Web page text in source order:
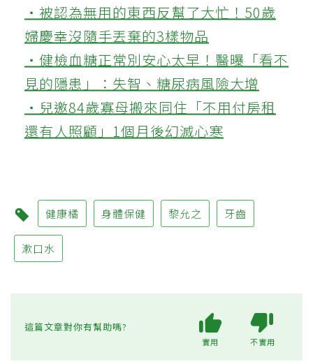
‧被認為無用的東西反幫了大忙！50歲
婦慶幸沒隨手丟棄的3樣物品
‧健檢血糖正常別安心太早！醫曝「看不
見的隱患」：失智、糖尿病風險大增
‧兒邀84歲寡母搬來同住「不用付房租
還有人照顧」1個月後幻滅心寒
健康橘 身體保健 黎允之 牙齒
漱口水
這篇文章對你有幫助嗎?
實用 不實用